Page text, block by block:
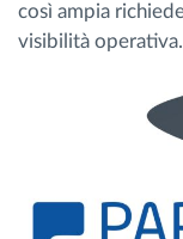
così ampia
visibilità operativa.